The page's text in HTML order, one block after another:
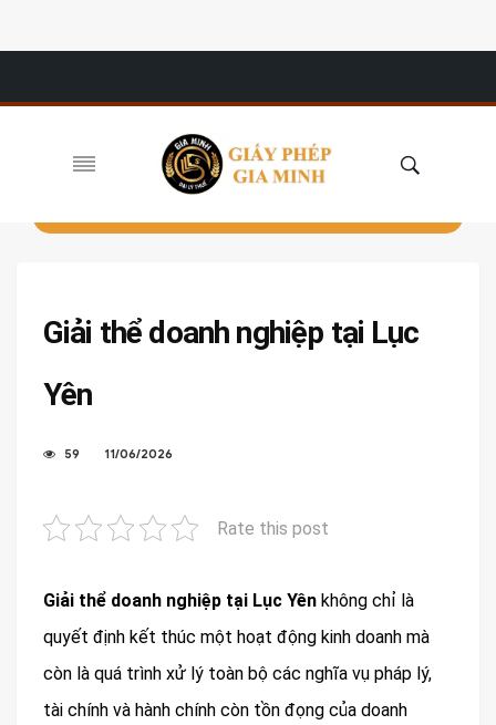
Giải thể doanh nghiệp tại Lục
Yên
59 11/06/2026
Rate this post
Giải thể doanh nghiệp tại Lục Yên không chỉ là
quyết định kết thúc một hoạt động kinh doanh mà
còn là quá trình xử lý toàn bộ các nghĩa vụ pháp lý,
tài chính và hành chính còn tồn đọng của doanh